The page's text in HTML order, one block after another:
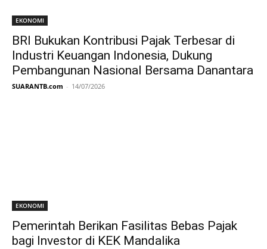
EKONOMI
BRI Bukukan Kontribusi Pajak Terbesar di
Industri Keuangan Indonesia, Dukung
Pembangunan Nasional Bersama Danantara
SUARANTB.com - 14/07/2026
EKONOMI
Pemerintah Berikan Fasilitas Bebas Pajak
bagi Investor di KEK Mandalika